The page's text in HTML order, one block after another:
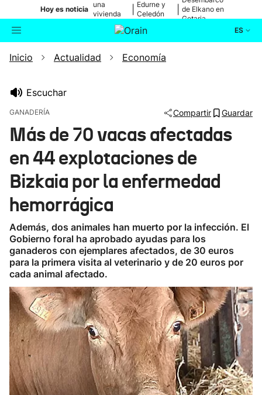
Hoy es noticia
una
vivienda
de Bilbao
Edurne y
Celedón
de Elkano en
Getaria
ES
Buscador Actualidad
Ikusmiran
Eguraldia
Inicio Actualidad Economía
Escuchar
GANADERÍA Compartir Guardar
Más de 70 vacas afectadas
en 44 explotaciones de
Bizkaia por la enfermedad
hemorrágica
Además, dos animales han muerto por la infección. El
Gobierno foral ha aprobado ayudas para los
ganaderos con ejemplares afectados, de 30 euros
para la primera visita al veterinario y de 20 euros por
cada animal afectado.